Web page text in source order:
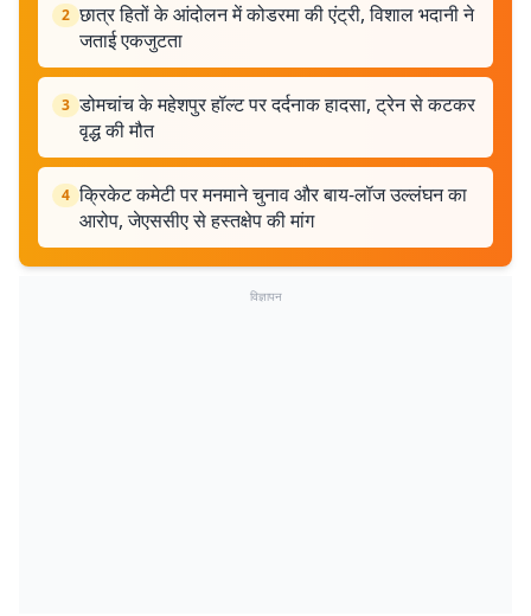
2 छात्र हितों के आंदोलन में कोडरमा की एंट्री, विशाल भदानी ने
जताई एकजुटता
3 डोमचांच के महेशपुर हॉल्ट पर दर्दनाक हादसा, ट्रेन से कटकर
वृद्ध की मौत
4 क्रिकेट कमेटी पर मनमाने चुनाव और बाय-लॉज उल्लंघन का
आरोप, जेएससीए से हस्तक्षेप की मांग
विज्ञापन